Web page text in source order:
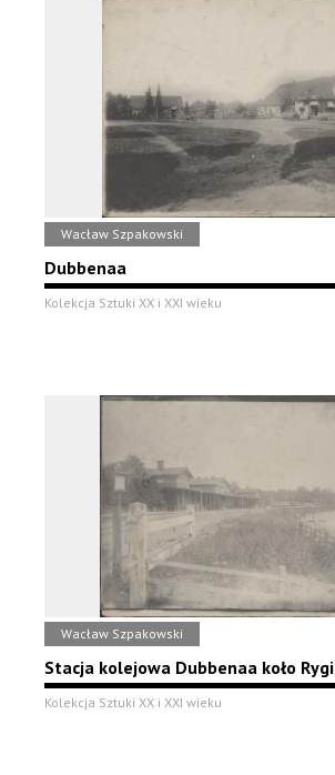
Wacław Szpakowski
Dubbenaa
Kolekcja Sztuki XX i XXI wieku
Wacław Szpakowski
Stacja kolejowa Dubbenaa koło Rygi
Kolekcja Sztuki XX i XXI wieku